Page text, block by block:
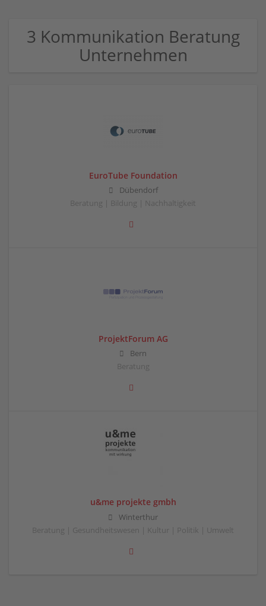
3 Kommunikation Beratung
Unternehmen
EuroTube Foundation
Dübendorf
Beratung | Bildung | Nachhaltigkeit
ProjektForum AG
Bern
Beratung
u&me projekte gmbh
Winterthur
Beratung | Gesundheitswesen | Kultur | Politik | Umwelt